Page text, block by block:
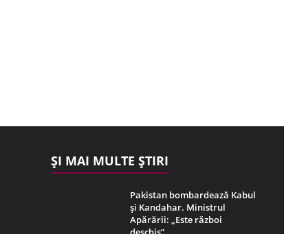
ȘI MAI MULTE ȘTIRI
Pakistan bombardează Kabul
și Kandahar. Ministrul
Apărării: „Este război